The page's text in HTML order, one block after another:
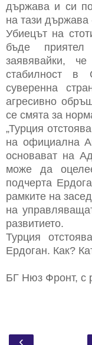
държава и си
на тази държава
Убиецът на
бъде приятел
заявявайки,
стабилност
суверенна
агресивно
се смята за
„Турция
на официална
основават на
може да
подчерта
рамките на
на
развитието.
Турция
Ердоган. Как?
БГ Нюз Фронт, с
‹